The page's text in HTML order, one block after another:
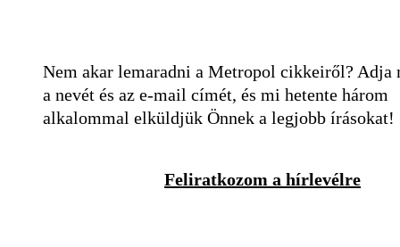
Nem akar lemaradni a Metropol cikkeiről? Adja
a nevét és az e-mail címét, és mi hetente három
alkalommal elküldjük Önnek a legjobb írásokat!
Feliratkozom a hírlevélre